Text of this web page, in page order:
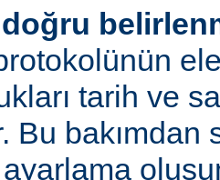
doğru
tarih ve
Bu bakımdan